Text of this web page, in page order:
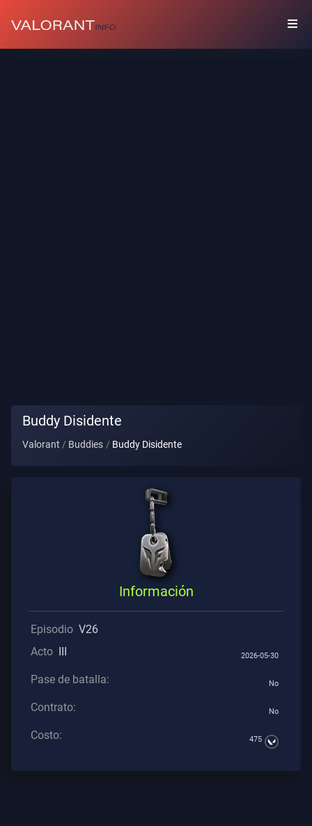
PARTIDA
Contratos
Soporte
Buddy Disidente
Valorant Buddies Buddy Disidente
Información
Episodio V26
Acto III 2026-05-30
Pase de batalla: No
Contrato: No
Costo: 475